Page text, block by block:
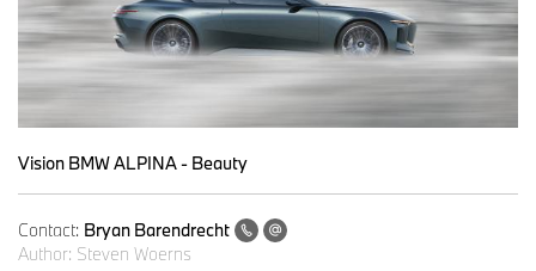
Vision BMW ALPINA - Beauty
Contact: Bryan Barendrecht
Author: Steven Woerns